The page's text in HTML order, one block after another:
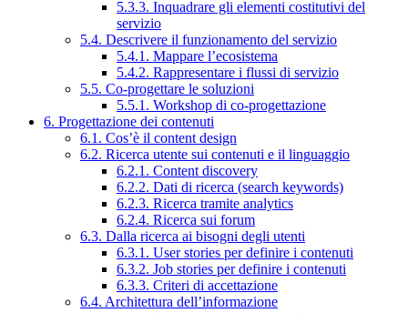
5.3.3. Inquadrare gli elementi costitutivi del
servizio
5.4. Descrivere il funzionamento del servizio
5.4.1. Mappare l’ecosistema
5.4.2. Rappresentare i flussi di servizio
5.5. Co-progettare le soluzioni
5.5.1. Workshop di co-progettazione
6. Progettazione dei contenuti
6.1. Cos’è il content design
6.2. Ricerca utente sui contenuti e il linguaggio
6.2.1. Content discovery
6.2.2. Dati di ricerca (search keywords)
6.2.3. Ricerca tramite analytics
6.2.4. Ricerca sui forum
6.3. Dalla ricerca ai bisogni degli utenti
6.3.1. User stories per definire i contenuti
6.3.2. Job stories per definire i contenuti
6.3.3. Criteri di accettazione
6.4. Architettura dell’informazione